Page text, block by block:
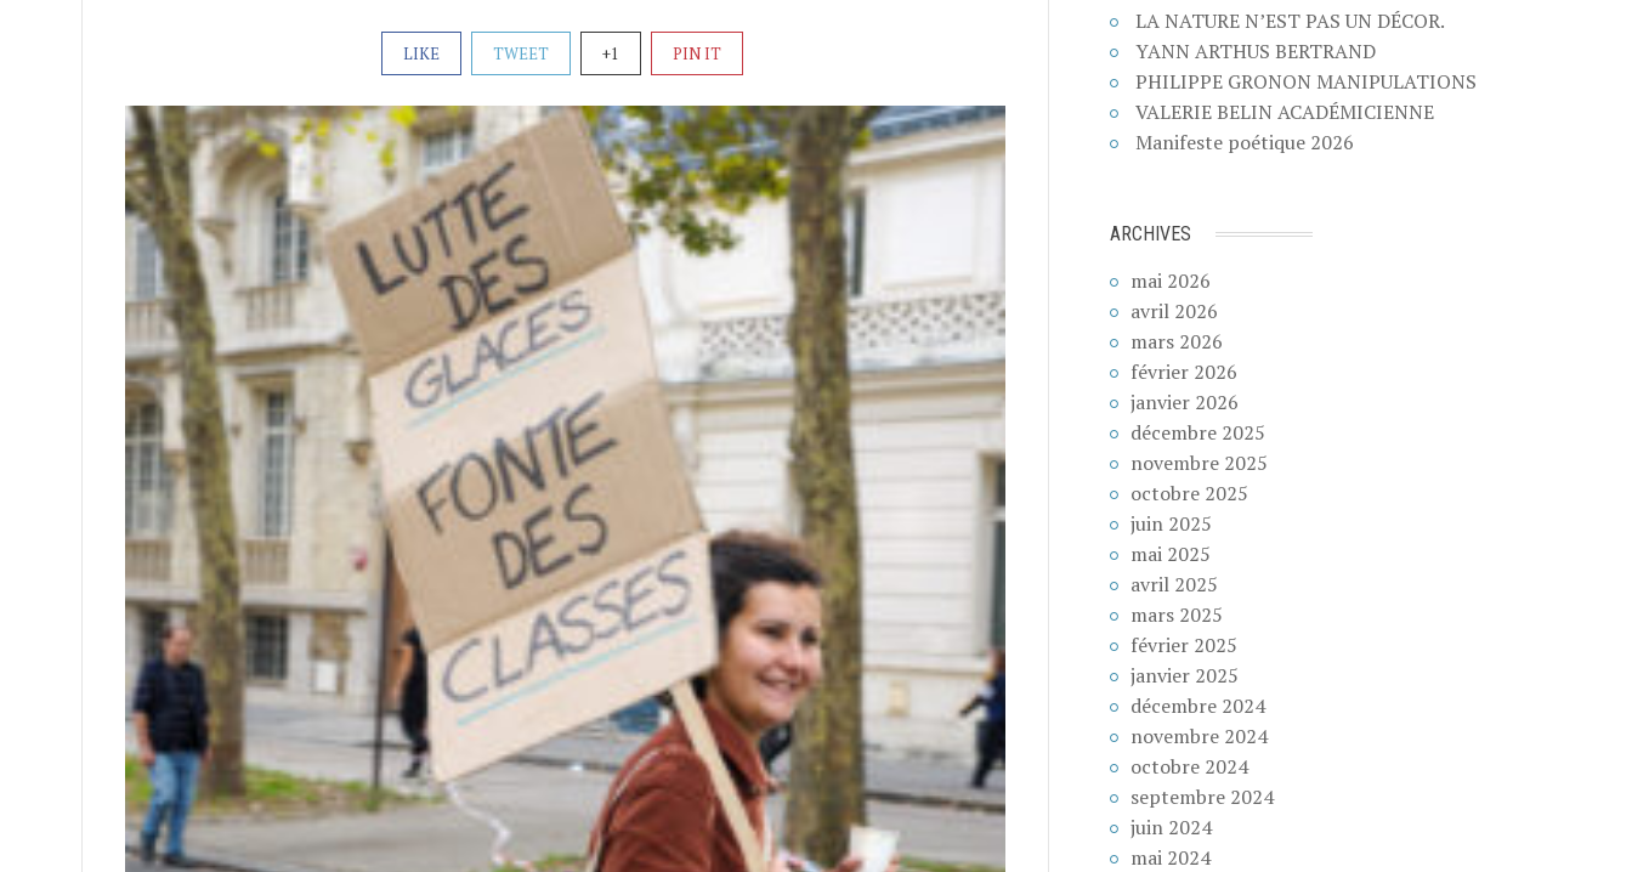
LIKE TWEET +1 PIN IT
LA NATURE N’EST PAS UN DÉCOR.
YANN ARTHUS BERTRAND
PHILIPPE GRONON MANIPULATIONS
VALERIE BELIN ACADÉMICIENNE
Manifeste poétique 2026
ARCHIVES
mai 2026
avril 2026
mars 2026
février 2026
janvier 2026
décembre 2025
novembre 2025
octobre 2025
juin 2025
mai 2025
avril 2025
mars 2025
février 2025
janvier 2025
décembre 2024
novembre 2024
octobre 2024
septembre 2024
juin 2024
mai 2024